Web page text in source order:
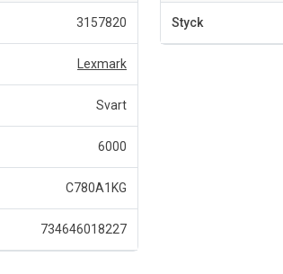
3157820
Lexmark
Svart
6000
C780A1KG
734646018227
Styck